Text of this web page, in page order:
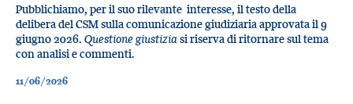
Pubblichiamo, per il suo rilevante interesse, il testo della
delibera del CSM sulla comunicazione giudiziaria approvata il 9
giugno 2026. Questione giustiziasi riserva di ritornare sul tema
con analisi e commenti.
11/06/2026